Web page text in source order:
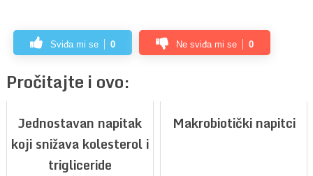
Sviđa mi se 0 Ne sviđa mi se 0
Pročitajte i ovo:
Jednostavan napitak
koji snižava kolesterol i
trigliceride
Makrobiotički napitci